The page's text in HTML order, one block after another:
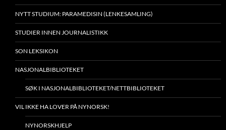
NYTT STUDIUM: PARAMEDISIN (LENKESAMLING)
STUDIER INNEN JOURNALISTIKK
SON LEKSIKON
NASJONALBIBLIOTEKET
SØK I NASJONALBIBLIOTEKET/NETTBIBLIOTEKET
VIL IKKE HA LOVER PÅ NYNORSK!
NYNORSKHJELP